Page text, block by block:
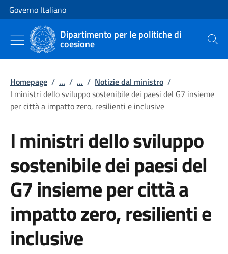
Vai al contenuto
Vai alla navigazione del sito
Governo Italiano
Dipartimento per le politiche di
coesione Cerca
Homepage / ... / ... / Notizie dal ministro /
I ministri dello sviluppo sostenibile dei paesi del G7 insieme
per città a impatto zero, resilienti e inclusive
I ministri dello sviluppo
sostenibile dei paesi del
G7 insieme per città a
impatto zero, resilienti e
inclusive